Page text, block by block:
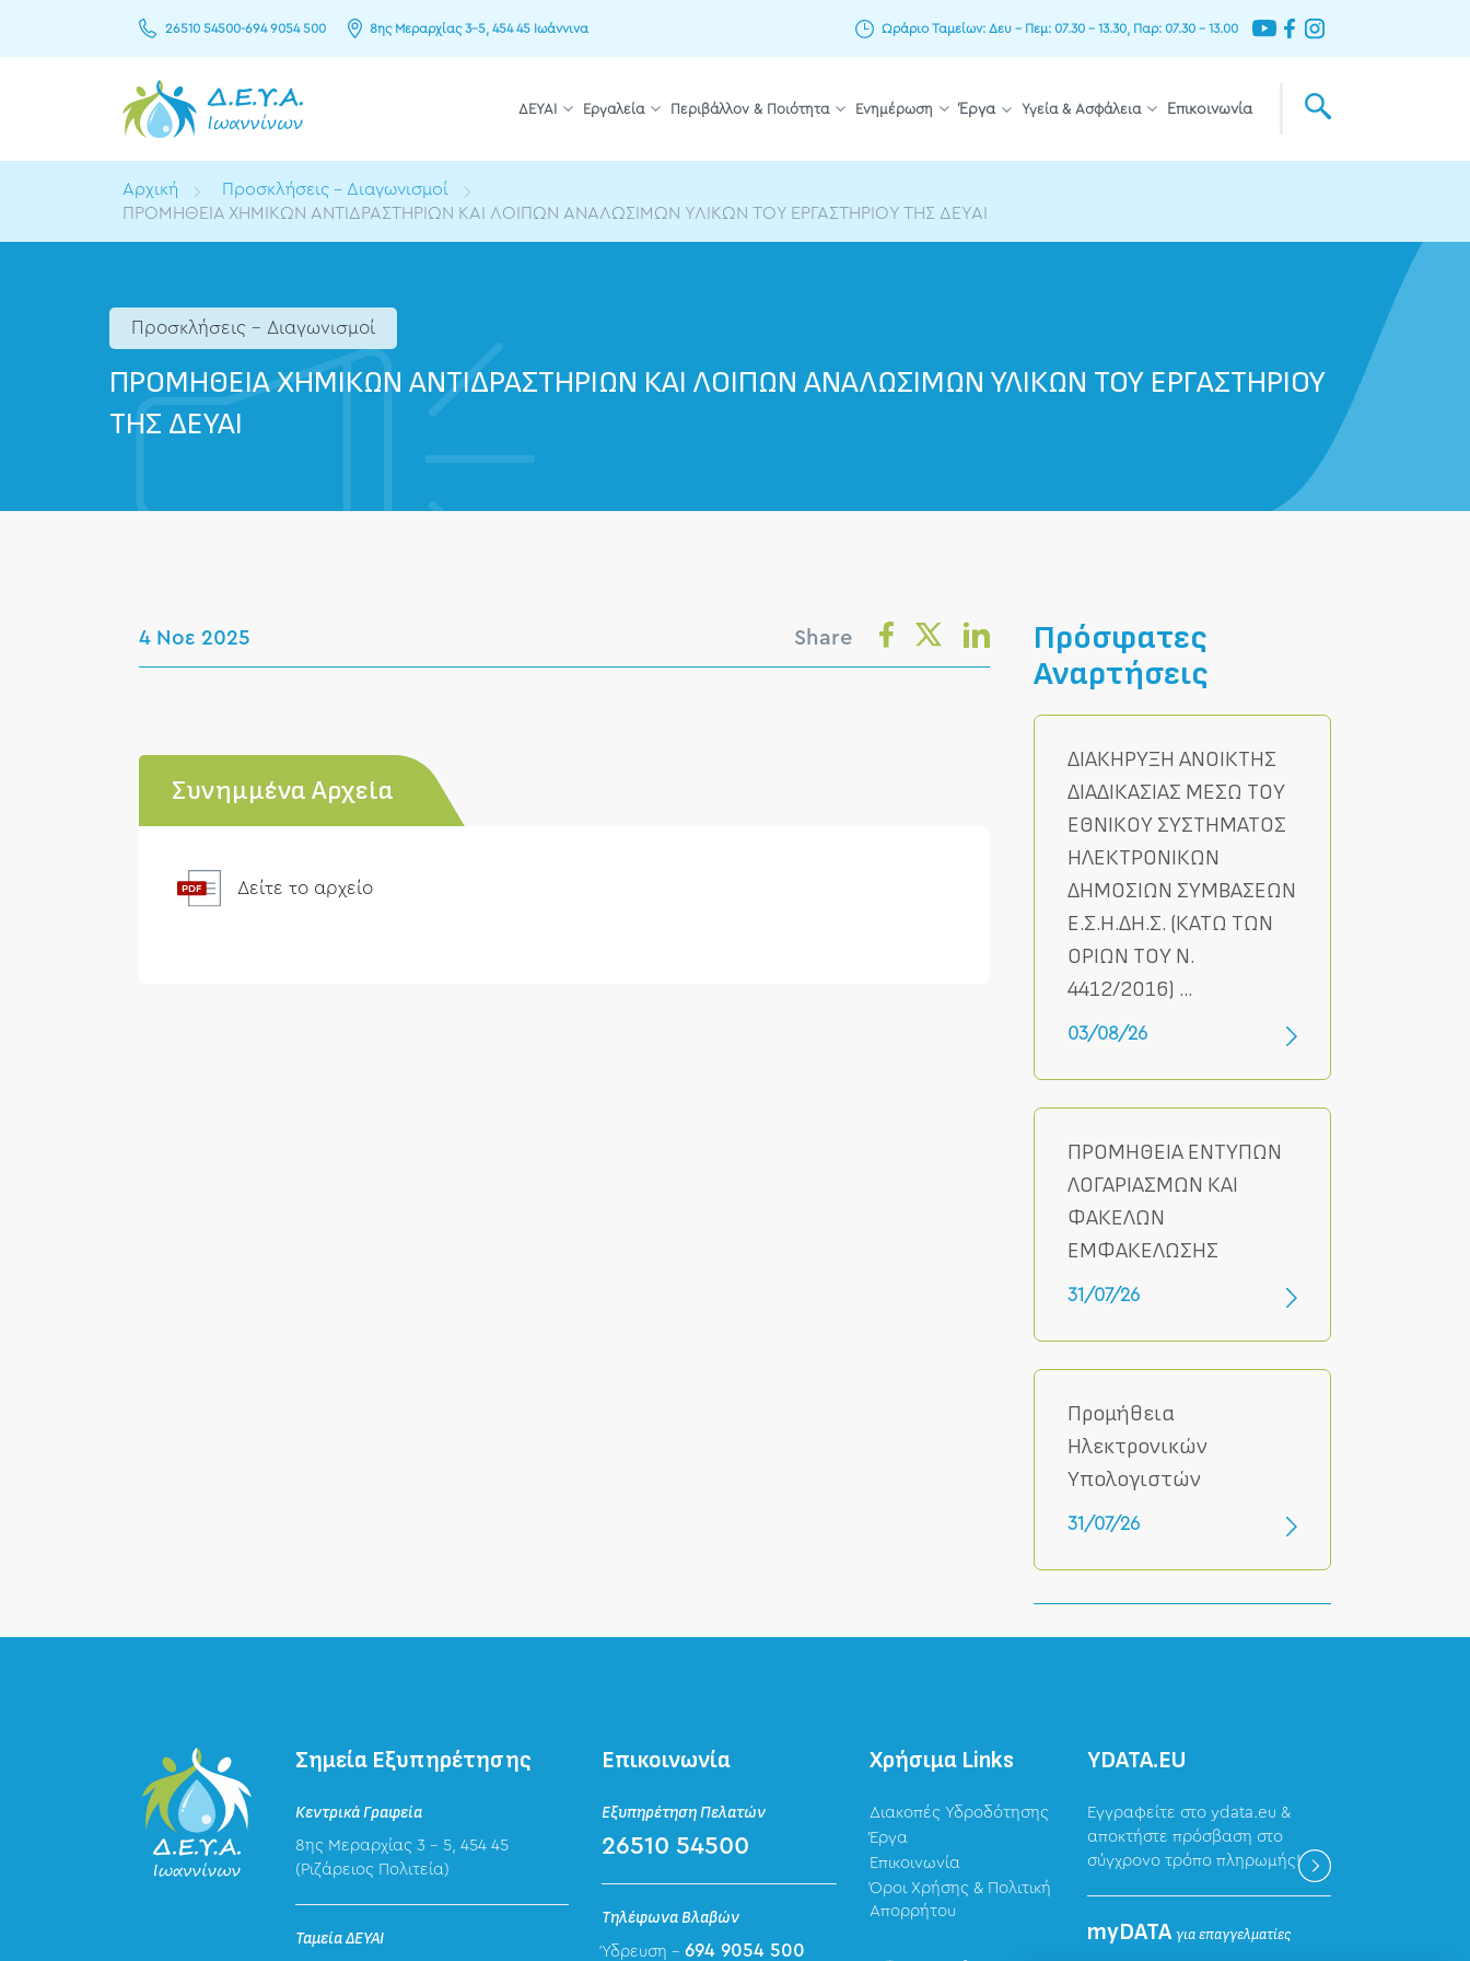
26510 54500-694 9054 500 8ης Μεραρχίας 3–5, 454 45 Ιωάννινα Ωράριο Ταμείων: Δευ – Πεμ: 07.30 – 13.30, Παρ: 07.30 – 13.00
ΔΕΥΑΙ Εργαλεία Περιβάλλον & Ποιότητα Ενημέρωση Έργα Υγεία & Ασφάλεια Επικοινωνία
Αρχική
Προσκλήσεις - Διαγωνισμοί
ΠΡΟΜΗΘΕΙΑ ΧΗΜΙΚΩΝ ΑΝΤΙΔΡΑΣΤΗΡΙΩΝ ΚΑΙ ΛΟΙΠΩΝ ΑΝΑΛΩΣΙΜΩΝ ΥΛΙΚΩΝ ΤΟΥ ΕΡΓΑΣΤΗΡΙΟΥ ΤΗΣ ΔΕΥΑΙ
Προσκλήσεις - Διαγωνισμοί
ΠΡΟΜΗΘΕΙΑ ΧΗΜΙΚΩΝ ΑΝΤΙΔΡΑΣΤΗΡΙΩΝ ΚΑΙ ΛΟΙΠΩΝ ΑΝΑΛΩΣΙΜΩΝ ΥΛΙΚΩΝ ΤΟΥ ΕΡΓΑΣΤΗΡΙΟΥ
ΤΗΣ ΔΕΥΑΙ
4 Νοε 2025 Share
Συνημμένα Αρχεία
Δείτε το αρχείο
Πρόσφατες
Αναρτήσεις
ΔΙΑΚΗΡΥΞΗ ΑΝΟΙΚΤΗΣ
ΔΙΑΔΙΚΑΣΙΑΣ ΜΕΣΩ ΤΟΥ
ΕΘΝΙΚΟΥ ΣΥΣΤΗΜΑΤΟΣ
ΗΛΕΚΤΡΟΝΙΚΩΝ
ΔΗΜΟΣΙΩΝ ΣΥΜΒΑΣΕΩΝ
Ε.Σ.Η.ΔΗ.Σ. (ΚΑΤΩ ΤΩΝ
ΟΡΙΩΝ ΤΟΥ Ν.
4412/2016) ...
03/08/26
ΠΡΟΜΗΘΕΙΑ ΕΝΤΥΠΩΝ
ΛΟΓΑΡΙΑΣΜΩΝ ΚΑΙ
ΦΑΚΕΛΩΝ
ΕΜΦΑΚΕΛΩΣΗΣ
31/07/26
Προμήθεια
Ηλεκτρονικών
Υπολογιστών
31/07/26
Σημεία Εξυπηρέτησης
Κεντρικά Γραφεία
8ης Μεραρχίας 3 – 5, 454 45
(Ριζάρειος Πολιτεία)
Ταμεία ΔΕΥΑΙ
Επικοινωνία
Εξυπηρέτηση Πελατών
26510 54500
Τηλέφωνα Βλαβών
Ύδρευση -694 9054 500
Χρήσιμα Links
Διακοπές Υδροδότησης
Έργα
Επικοινωνία
Όροι Χρήσης & Πολιτική
Απορρήτου
ΥDATA.EU
Εγγραφείτε στο ydata.eu &
αποκτήστε πρόσβαση στο
σύγχρονο τρόπο πληρωμής!
myDATAγια επαγγελματίες